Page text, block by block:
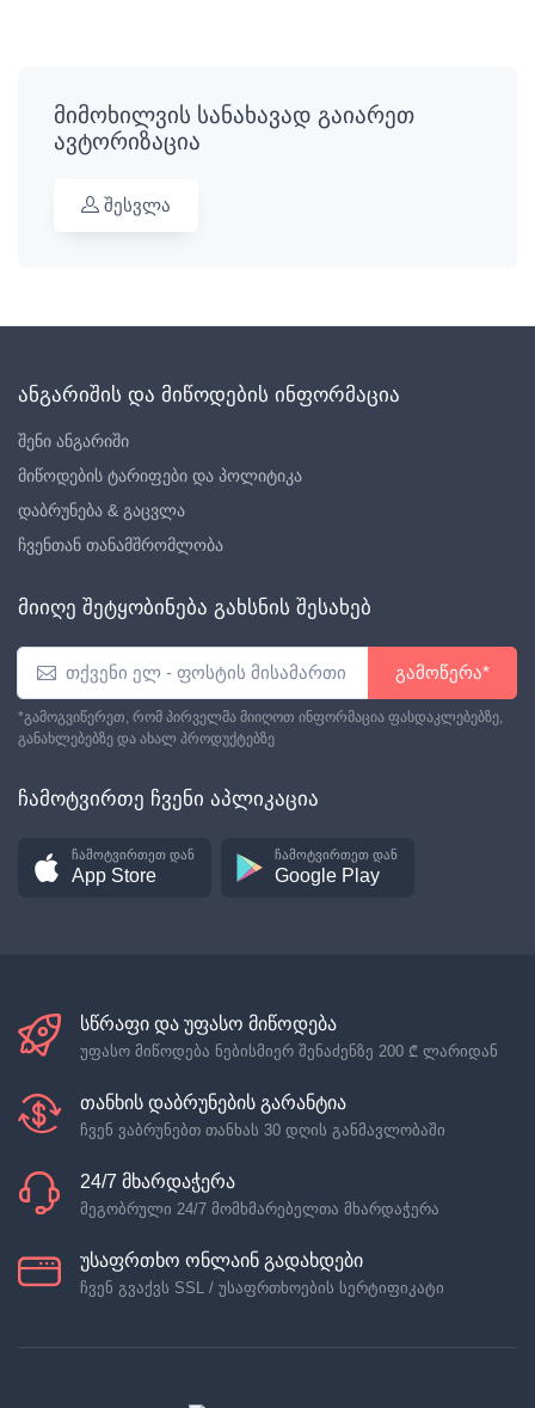
მიმოხილვის სანახავად გაიარეთ
ავტორიზაცია
შესვლა
ანგარიშის და მიწოდების ინფორმაცია
შენი ანგარიში
მიწოდების ტარიფები და პოლიტიკა
დაბრუნება & გაცვლა
ჩვენთან თანამშრომლობა
მიიღე შეტყობინება გახსნის შესახებ
გამოწერა*
*გამოგვიწერეთ, რომ პირველმა მიიღოთ ინფორმაცია ფასდაკლებებზე,
განახლებებზე და ახალ პროდუქტებზე
ჩამოტვირთე ჩვენი აპლიკაცია
ჩამოტვირთეთ დან
App Store
ჩამოტვირთეთ დან
Google Play
სწრაფი და უფასო მიწოდება
უფასო მიწოდება ნებისმიერ შენაძენზე 200 ₾ ლარიდან
თანხის დაბრუნების გარანტია
ჩვენ ვაბრუნებთ თანხას 30 დღის განმავლობაში
24/7 მხარდაჭერა
მეგობრული 24/7 მომხმარებელთა მხარდაჭერა
უსაფრთხო ონლაინ გადახდები
ჩვენ გვაქვს SSL / უსაფრთხოების სერტიფიკატი